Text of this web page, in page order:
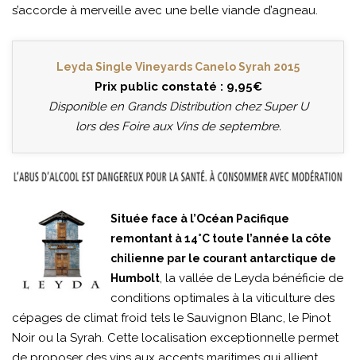
s’accorde à merveille avec une belle viande d’agneau.
Leyda Single Vineyards Canelo Syrah 2015
Prix public constaté : 9,95€
Disponible en Grands Distribution chez Super U
lors des Foire aux Vins de septembre.
Située face à l’Océan Pacifique
remontant à 14°C toute l’année la côte
chilienne par le courant antarctique de
Humbolt, la vallée de Leyda bénéficie de
conditions optimales à la viticulture des
cépages de climat froid tels le Sauvignon Blanc, le Pinot
Noir ou la Syrah. Cette localisation exceptionnelle permet